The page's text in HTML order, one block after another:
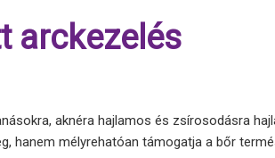
arckezelés
aknéra hajlamos és zsírosodásra
hanem mélyrehatóan támogatja a bőr